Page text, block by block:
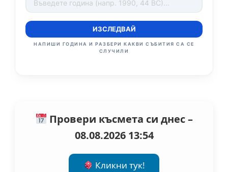
ИЗСЛЕДВАЙ
НАПИШИ ГОДИНА И РАЗБЕРИ КАКВИ СЪБИТИЯ СА СЕ
СЛУЧИЛИ
Провери късмета си днес –
08.08.2026 13:54
Кликни тук!